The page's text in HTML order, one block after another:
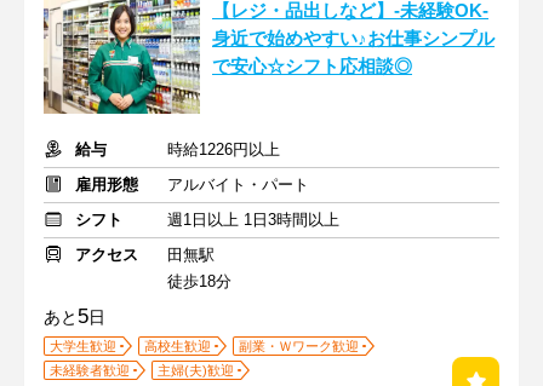
【レジ・品出しなど】-未経験OK-
身近で始めやすい♪お仕事シンプル
で安心☆シフト応相談◎
給与
時給1226円以上
雇用形態
アルバイト・パート
シフト
週1日以上 1日3時間以上
アクセス
田無駅
徒歩18分
あと 5日
大学生歓迎 高校生歓迎
副業・Ｗワーク歓迎
未経験者歓迎
主婦(夫)歓迎